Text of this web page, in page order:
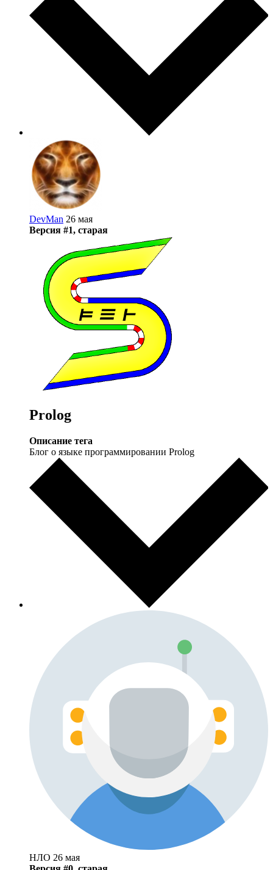
DevMan 26 мая
Версия #1, старая
Prolog
Описание тега
Блог о языке программировании Prolog
НЛО 26 мая